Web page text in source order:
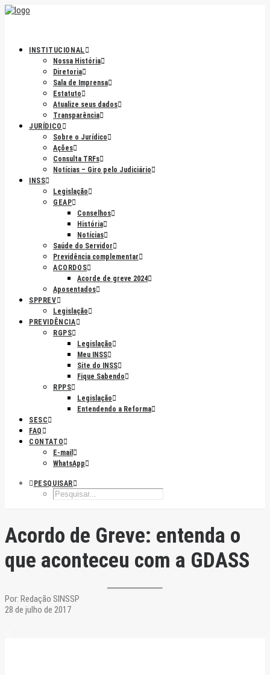
INSTITUCIONAL
Nossa História
Diretoria
Sala de Imprensa
Estatuto
Atualize seus dados
Transparência
JURÍDICO
Sobre o Jurídico
Ações
Consulta TRFs
Notícias – Giro pelo Judiciário
INSS
Legislação
GEAP
Conselhos
História
Notícias
Saúde do Servidor
Previdência complementar
ACORDOS
Acorde de greve 2024
Aposentados
SPPREV
Legislação
PREVIDÊNCIA
RGPS
Legislação
Meu INSS
Site do INSS
Fique Sabendo
RPPS
Legislação
Entendendo a Reforma
SESC
FAQ
CONTATO
E-mail
WhatsApp
PESQUISAR
Acordo de Greve: entenda o
que aconteceu com a GDASS
Por: Redação SINSSP
28 de julho de 2017